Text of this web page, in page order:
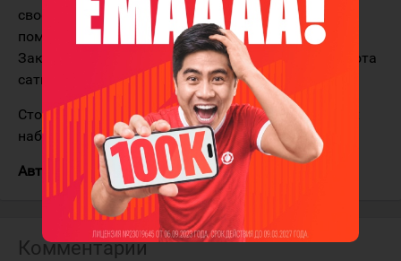
своей бывшей командой, а Виталий Голубничий
поменял «0» на «1» под названием «Казахмыс».
Заключительный период принес две шайбы в ворота
сатпаевцев и вторую в игре Виталия Голубничего.
Стоит отметить что в этой игре команды на двоих
набрали более сорока минут штрафа.
Автор: Александр Шатов (sports.kz)
Комментарии